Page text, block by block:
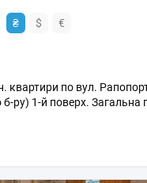
₴ $ €
квартири по вул.
б-ру) 1-й поверх. Загальна
та побутова техніка.
Без тварин. Ціна 12 тис.